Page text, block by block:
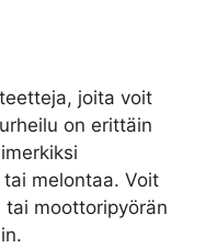
joita voit
on erittäin
melontaa. Voit
tai moottoripyörän